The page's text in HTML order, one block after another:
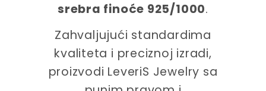
srebra finoće 925/1000.
Zahvaljujući standardima
kvaliteta i preciznoj izradi,
proizvodi LeveriS Jewelry sa